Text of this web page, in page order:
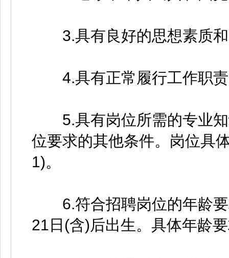
3.具有良好的思想素质和
4.具有正常履行工作职责
5.具有岗位所需的专业知
位要求的其他条件。岗位具
1)。
6.符合招聘岗位的年龄要
21日(含)后出生。具体年龄